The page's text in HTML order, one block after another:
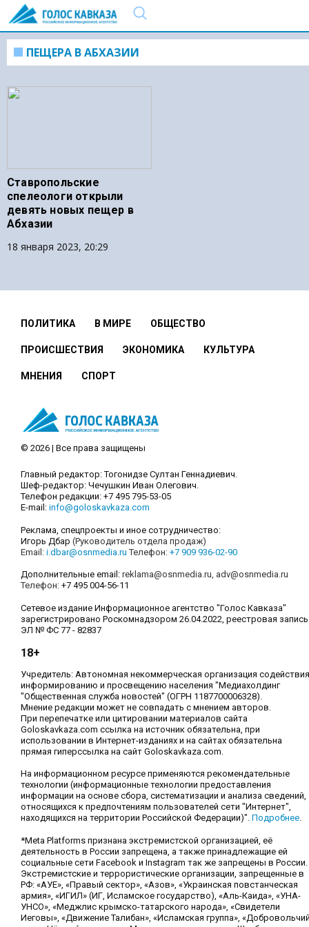
ПЕЩЕРА В АБХАЗИИ
Ставропольские
спелеологи открыли
девять новых пещер в
Абхазии
18 января 2023, 20:29
ПОЛИТИКА В МИРЕ ОБЩЕСТВО
ПРОИСШЕСТВИЯ ЭКОНОМИКА КУЛЬТУРА
МНЕНИЯ СПОРТ
© 2026 | Все права защищены
Главный редактор: Тогонидзе Султан Геннадиевич.
Шеф-редактор: Чечушкин Иван Олегович.
Телефон редакции: +7 495 795-53-05
E-mail: info@goloskavkaza.com
Реклама, спецпроекты и иное сотрудничество:
Игорь Дбар (Руководитель отдела продаж)
Email: i.dbar@osnmedia.ru Телефон: +7 909 936-02-90
Дополнительные email: reklama@osnmedia.ru, adv@osnmedia.ru
Телефон: +7 495 004-56-11
Сетевое издание Информационное агентство "Голос Кавказа"
зарегистрировано Роскомнадзором 26.04.2022, реестровая запись
ЭЛ № ФС 77 - 82837
18+
Учредитель: Автономная некоммерческая организация содействия
информированию и просвещению населения "Медиахолдинг
"Общественная служба новостей" (ОГРН 1187700006328).
Мнение редакции может не совпадать с мнением авторов.
При перепечатке или цитировании материалов сайта
Goloskavkaza.com ссылка на источник обязательна, при
использовании в Интернет-изданиях и на сайтах обязательна
прямая гиперссылка на сайт Goloskavkaza.com.
На информационном ресурсе применяются рекомендательные
технологии (информационные технологии предоставления
информации на основе сбора, систематизации и анализа сведений,
относящихся к предпочтениям пользователей сети "Интернет",
находящихся на территории Российской Федерации)". Подробнее.
*Meta Platforms признана экстремистской организацией, её
деятельность в России запрещена, а также принадлежащие ей
социальные сети Facebook и Instagram так же запрещены в России.
Экстремистские и террористические организации, запрещенные в
РФ: «АУЕ», «Правый сектор», «Азов», «Украинская повстанческая
армия», «ИГИЛ» (ИГ, Исламское государство), «Аль-Каида», «УНА-
УНСО», «Меджлис крымско-татарского народа», «Свидетели
Иеговы», «Движение Талибан», «Исламская группа»,